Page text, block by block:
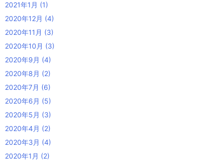
2021年1月 (1)
2020年12月 (4)
2020年11月 (3)
2020年10月 (3)
2020年9月 (4)
2020年8月 (2)
2020年7月 (6)
2020年6月 (5)
2020年5月 (3)
2020年4月 (2)
2020年3月 (4)
2020年1月 (2)